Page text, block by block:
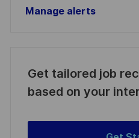
Manage alerts
Get tailored job
based on your